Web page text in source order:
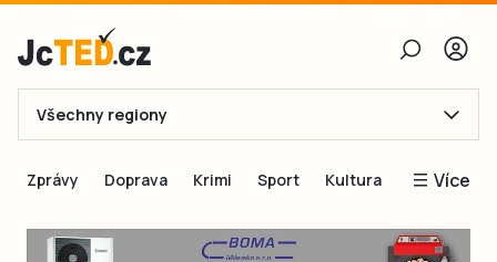
E-mail
Všechny regiony
Zprávy Doprava Krimi Sport Kultura Více
Blogy